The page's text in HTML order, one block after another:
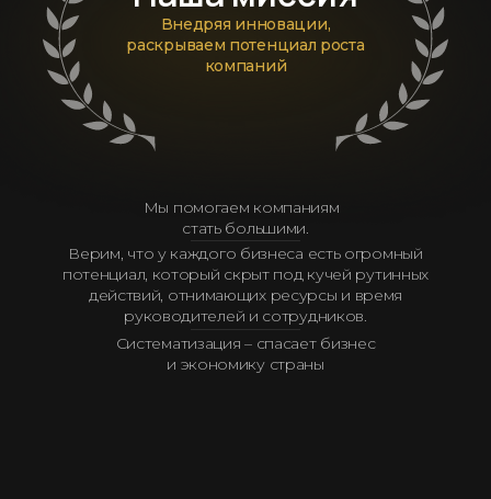
Внедряя инновации,
раскрываем потенциал роста
компаний
Мы помогаем компаниям
стать большими.
Верим, что у каждого бизнеса есть огромный
потенциал, который скрыт под кучей рутинных
действий, отнимающих ресурсы и время
руководителей и сотрудников.
Систематизация – спасает бизнес
и экономику страны